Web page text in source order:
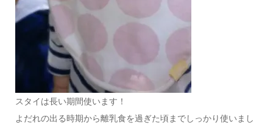
スタイは長い期間使います！
よだれの出る時期から離乳食を過ぎた頃までしっかり使いまし